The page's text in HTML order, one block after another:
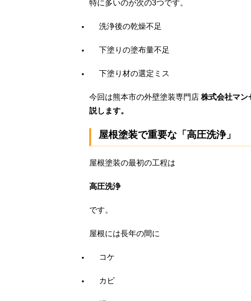
特に多いのが次の3つです。
洗浄後の乾燥不足
下塗りの塗布量不足
下塗り材の選定ミス
今回は熊本市の外壁塗装専門店 株式会社マン
説します。
屋根塗装で重要な「高圧洗浄」
屋根塗装の最初の工程は
高圧洗浄
です。
屋根には長年の間に
コケ
カビ